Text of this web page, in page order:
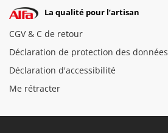
La qualité pour l’artisan
CGV & C de retour
Déclaration de protection des données
Déclaration d'accessibilité
Me rétracter